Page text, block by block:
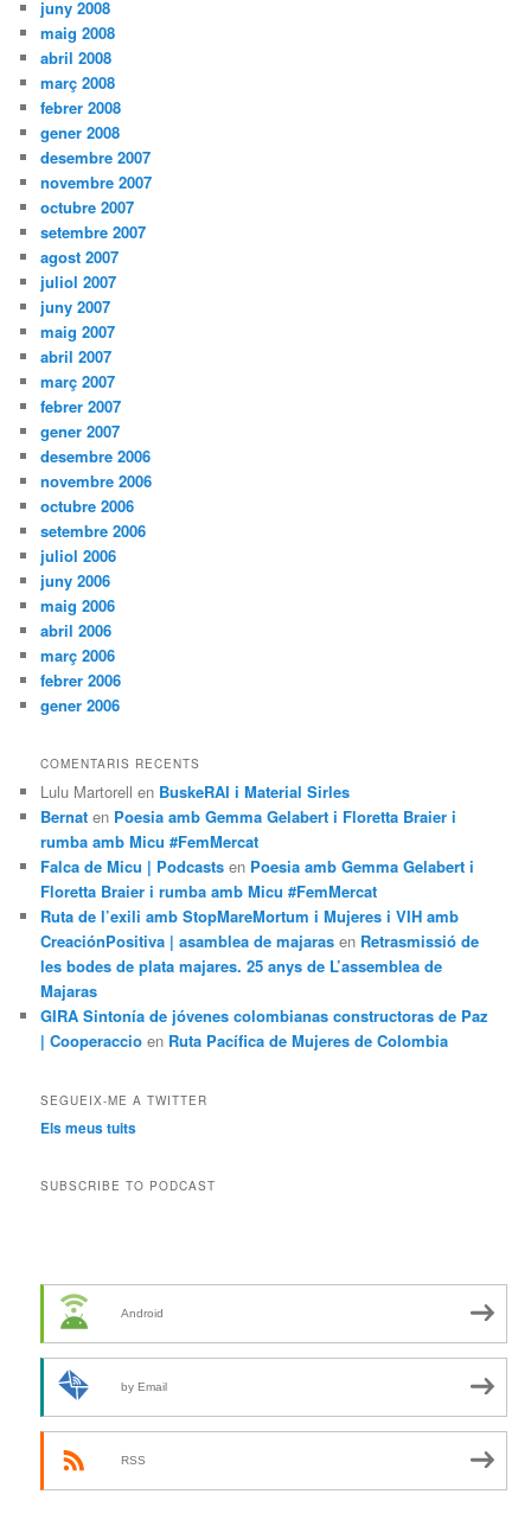
juny 2008
maig 2008
abril 2008
març 2008
febrer 2008
gener 2008
desembre 2007
novembre 2007
octubre 2007
setembre 2007
agost 2007
juliol 2007
juny 2007
maig 2007
abril 2007
març 2007
febrer 2007
gener 2007
desembre 2006
novembre 2006
octubre 2006
setembre 2006
juliol 2006
juny 2006
maig 2006
abril 2006
març 2006
febrer 2006
gener 2006
COMENTARIS RECENTS
Lulu Martorell en BuskeRAI i Material Sirles
Bernat en Poesia amb Gemma Gelabert i Floretta Braier i
rumba amb Micu #FemMercat
Falca de Micu | Podcasts en Poesia amb Gemma Gelabert i
Floretta Braier i rumba amb Micu #FemMercat
Ruta de l’exili amb StopMareMortum i Mujeres i VIH amb
CreaciónPositiva | asamblea de majaras en Retrasmissió de
les bodes de plata majares. 25 anys de L’assemblea de
Majaras
GIRA Sintonía de jóvenes colombianas constructoras de Paz
| Cooperaccio en Ruta Pacífica de Mujeres de Colombia
SEGUEIX-ME A TWITTER
Els meus tuits
SUBSCRIBE TO PODCAST
Android
by Email
RSS